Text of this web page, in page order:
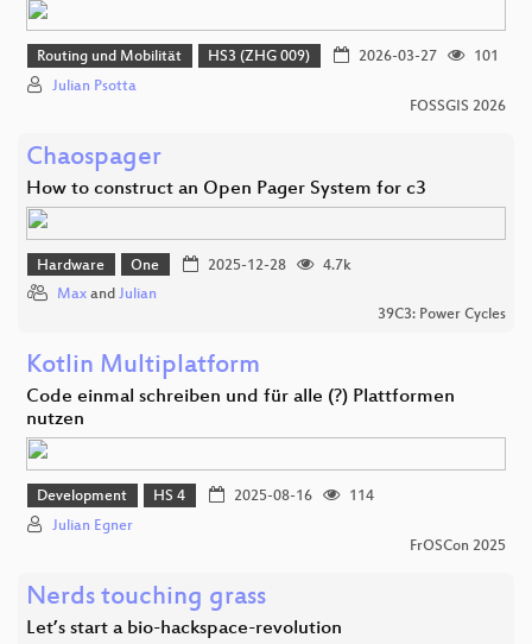
Routing und Mobilität HS3 (ZHG 009) 2026-03-27
101
Julian Psotta
FOSSGIS 2026
Chaospager
How to construct an Open Pager System for c3
Hardware One 2025-12-28
4.7k
Max and Julian
39C3: Power Cycles
Kotlin Multiplatform
Code einmal schreiben und für alle (?) Plattformen
nutzen
Development HS 4 2025-08-16
114
Julian Egner
FrOSCon 2025
Nerds touching grass
Let’s start a bio-hackspace-revolution